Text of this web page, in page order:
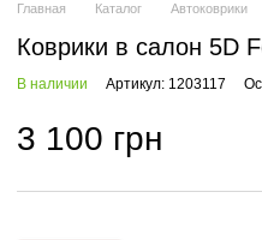
Главная Каталог Автоковрики
Коврики в салон 5D
В наличии Артикул: 1203117
3 100 грн